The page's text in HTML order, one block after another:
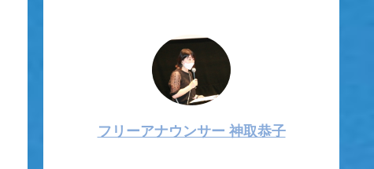
フリーアナウンサー 神取恭子